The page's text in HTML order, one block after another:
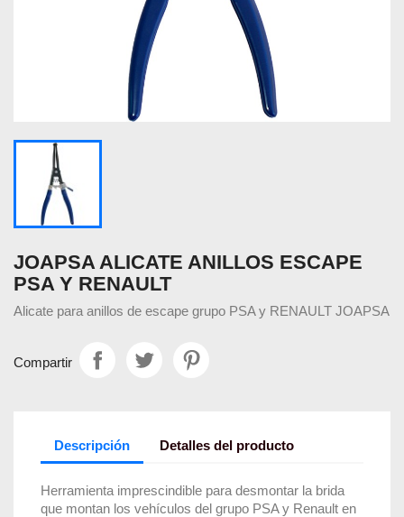
JOAPSA ALICATE ANILLOS ESCAPE
PSA Y RENAULT
Alicate para anillos de escape grupo PSA y RENAULT JOAPSA
Compartir
Descripción Detalles del producto
Herramienta imprescindible para desmontar la brida
que montan los vehículos del grupo PSA y Renault en